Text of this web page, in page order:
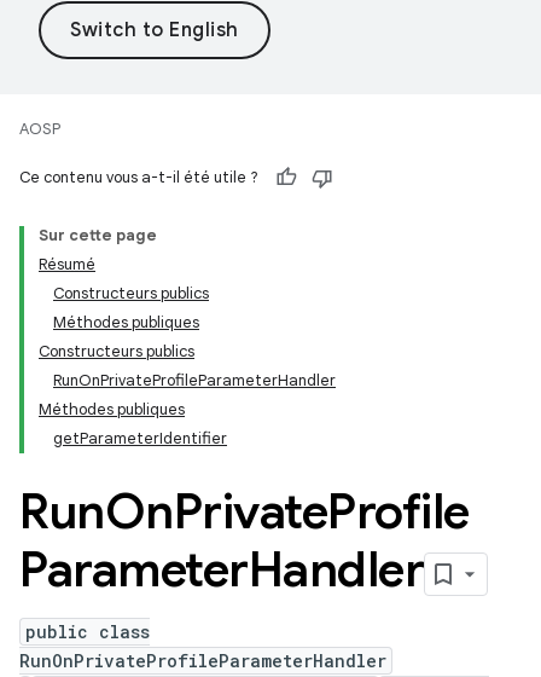
AOSP
Ce contenu vous a-t-il été utile ?
Sur cette page
Résumé
Constructeurs publics
Méthodes publiques
Constructeurs publics
RunOnPrivateProfileParameterHandler
Méthodes publiques
getParameterIdentifier
RunOnPrivateProfile
ParameterHandler
public class
RunOnPrivateProfileParameterHandler